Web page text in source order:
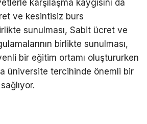
karşılaşma kaygısını da
ve kesintisiz burs
sunulması, Sabit ücret ve
birlikte sunulması,
bir eğitim ortamı oluştururken
üniversite tercihinde önemli bir